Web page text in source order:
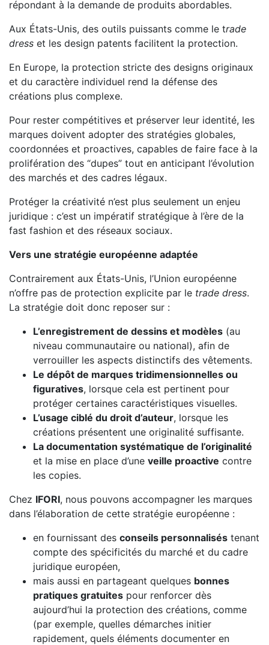
répondant à la demande de produits abordables.
Aux États-Unis, des outils puissants comme le trade
dress et les design patents facilitent la protection.
En Europe, la protection stricte des designs originaux
et du caractère individuel rend la défense des
créations plus complexe.
Pour rester compétitives et préserver leur identité, les
marques doivent adopter des stratégies globales,
coordonnées et proactives, capables de faire face à la
prolifération des “dupes” tout en anticipant l’évolution
des marchés et des cadres légaux.
Protéger la créativité n’est plus seulement un enjeu
juridique : c’est un impératif stratégique à l’ère de la
fast fashion et des réseaux sociaux.
Vers une stratégie européenne adaptée
Contrairement aux États-Unis, l’Union européenne
n’offre pas de protection explicite par le trade dress.
La stratégie doit donc reposer sur :
L’enregistrement de dessins et modèles (au
niveau communautaire ou national), afin de
verrouiller les aspects distinctifs des vêtements.
Le dépôt de marques tridimensionnelles ou
figuratives, lorsque cela est pertinent pour
protéger certaines caractéristiques visuelles.
L’usage ciblé du droit d’auteur, lorsque les
créations présentent une originalité suffisante.
La documentation systématique de l’originalité
et la mise en place d’une veille proactive contre
les copies.
Chez IFORI, nous pouvons accompagner les marques
dans l’élaboration de cette stratégie européenne :
en fournissant des conseils personnalisés tenant
compte des spécificités du marché et du cadre
juridique européen,
mais aussi en partageant quelques bonnes
pratiques gratuites pour renforcer dès
aujourd’hui la protection des créations, comme
(par exemple, quelles démarches initier
rapidement, quels éléments documenter en